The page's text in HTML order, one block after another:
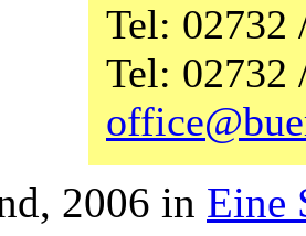
Tel: 02732
Tel: 02732
2006 in Eine